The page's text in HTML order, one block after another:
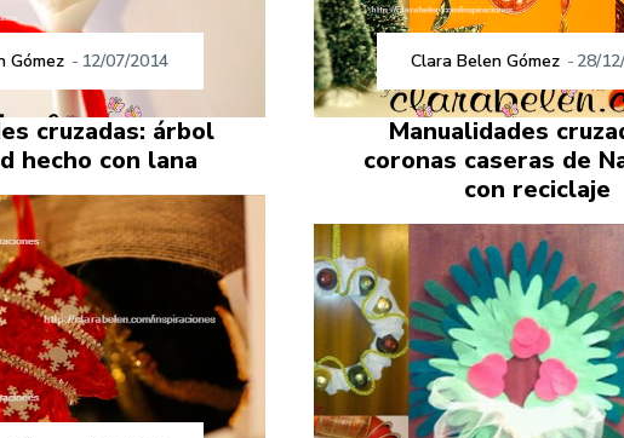
Gómez - 12/07/2014 Clara Belen Gómez - 28/
cruzadas: árbol
hecho con lana
Manualidades
coronas caseras de
con reciclaje